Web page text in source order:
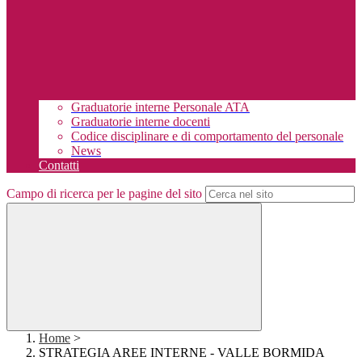
Graduatorie interne Personale ATA
Graduatorie interne docenti
Codice disciplinare e di comportamento del personale
News
Contatti
Campo di ricerca per le pagine del sito
Home >
STRATEGIA AREE INTERNE - VALLE BORMIDA